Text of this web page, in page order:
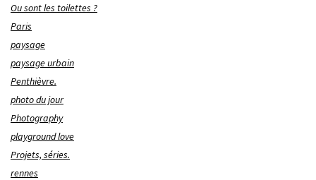
Ou sont les toilettes ?
Paris
paysage
paysage urbain
Penthièvre.
photo du jour
Photography
playground love
Projets, séries.
rennes